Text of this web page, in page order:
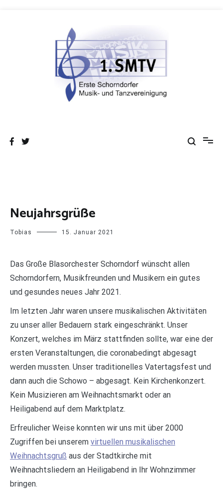
Neujahrsgrüße
Tobias 15. Januar 2021
Das Große Blasorchester Schorndorf wünscht allen
Schorndorfern, Musikfreunden und Musikern ein gutes
und gesundes neues Jahr 2021.
Im letzten Jahr waren unsere musikalischen Aktivitäten
zu unser aller Bedauern stark eingeschränkt. Unser
Konzert, welches im März stattfinden sollte, war eine der
ersten Veranstaltungen, die coronabedingt abgesagt
werden mussten. Unser traditionelles Vatertagsfest und
dann auch die Schowo – abgesagt. Kein Kirchenkonzert.
Kein Musizieren am Weihnachtsmarkt oder an
Heiligabend auf dem Marktplatz.
Erfreulicher Weise konnten wir uns mit über 2000
Zugriffen bei unserem virtuellen musikalischen
Weihnachtsgruß aus der Stadtkirche mit
Weihnachtsliedern an Heiligabend in Ihr Wohnzimmer
bringen.